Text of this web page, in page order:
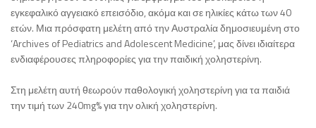
εγκεφαλικό αγγειακό επεισόδιο, ακόμα και σε ηλικίες κάτω των 40
ετών. Μια πρόσφατη μελέτη από την Αυστραλία δημοσιευμένη στο
‘Archives of Pediatrics and Adolescent Medicine’, μας δίνει ιδιαίτερα
ενδιαφέρουσες πληροφορίες για την παιδική χοληστερίνη.
Στη μελέτη αυτή θεωρούν παθολογική χοληστερίνη για τα παιδιά
την τιμή των 240mg% για την ολική χοληστερίνη.